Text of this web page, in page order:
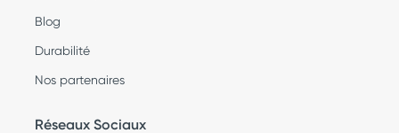
Blog
Durabilité
Nos partenaires
Réseaux Sociaux